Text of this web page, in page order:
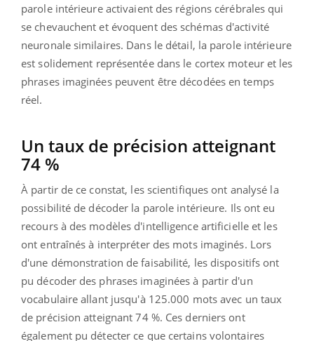
parole intérieure activaient des régions cérébrales qui
se chevauchent et évoquent des schémas d'activité
neuronale similaires. Dans le détail, la parole intérieure
est solidement représentée dans le cortex moteur et les
phrases imaginées peuvent être décodées en temps
réel.
Un taux de précision atteignant
74 %
À partir de ce constat, les scientifiques ont analysé la
possibilité de décoder la parole intérieure. Ils ont eu
recours à des modèles d'intelligence artificielle et les
ont entraînés à interpréter des mots imaginés. Lors
d'une démonstration de faisabilité, les dispositifs ont
pu décoder des phrases imaginées à partir d'un
vocabulaire allant jusqu'à 125.000 mots avec un taux
de précision atteignant 74 %. Ces derniers ont
également pu détecter ce que certains volontaires